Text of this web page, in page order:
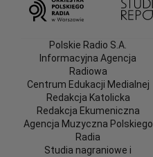
Polskie Radio S.A.
Informacyjna Agencja
Radiowa
Centrum Edukacji Medialnej
Redakcja Katolicka
Redakcja Ekumeniczna
Agencja Muzyczna Polskiego
Radia
Studia nagraniowe i